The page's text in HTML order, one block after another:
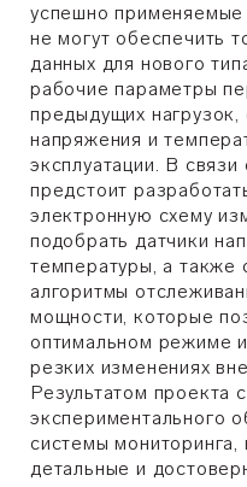
успешно
не могут обеспечить
данных для нового
рабочие параметры
предыдущих нагрузок,
напряжения и
эксплуатации. В связи
предстоит
электронную схему
подобрать датчики
температуры, а также
алгоритмы
мощности, которые
оптимальном режиме
резких изменениях
Результатом проекта
экспериментального
системы мониторинга,
детальные и